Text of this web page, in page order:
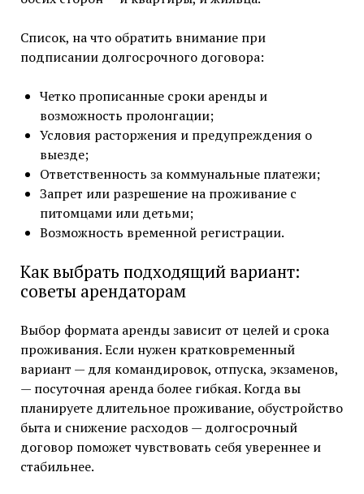
Список, на что обратить внимание при
подписании долгосрочного договора:
Четко прописанные сроки аренды и
возможность пролонгации;
Условия расторжения и предупреждения о
выезде;
Ответственность за коммунальные платежи;
Запрет или разрешение на проживание с
питомцами или детьми;
Возможность временной регистрации.
Как выбрать подходящий вариант:
советы арендаторам
Выбор формата аренды зависит от целей и срока
проживания. Если нужен кратковременный
вариант — для командировок, отпуска, экзаменов,
— посуточная аренда более гибкая. Когда вы
планируете длительное проживание, обустройство
быта и снижение расходов — долгосрочный
договор поможет чувствовать себя увереннее и
стабильнее.